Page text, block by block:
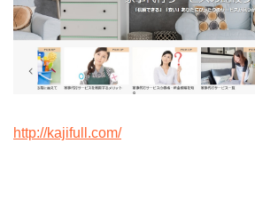
http://kajifull.com/